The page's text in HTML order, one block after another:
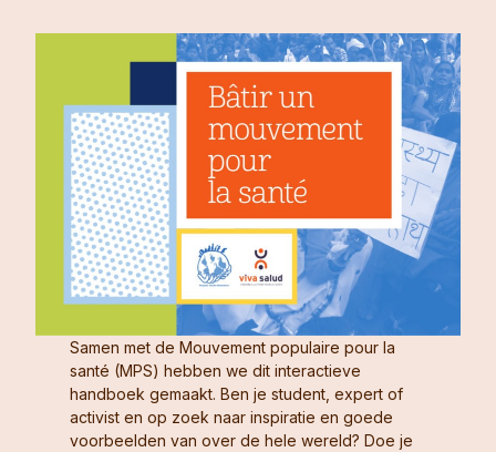
Samen met de Mouvement populaire pour la
santé (MPS) hebben we dit interactieve
handboek gemaakt. Ben je student, expert of
activist en op zoek naar inspiratie en goede
voorbeelden van over de hele wereld? Doe je